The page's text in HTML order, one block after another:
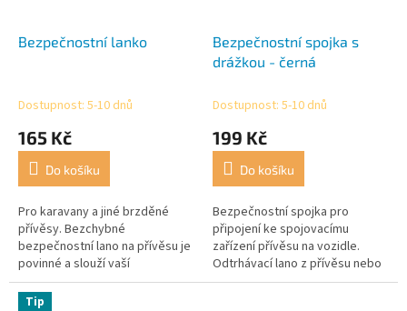
Bezpečnostní lanko
Dostupnost: 5-10 dnů
165 Kč
Do košíku
Pro karavany a jiné brzděné
přívěsy. Bezchybné
bezpečnostní lano na přívěsu je
povinné a slouží vaší
bezpečnosti i bezpečnosti
ostatních!
Bezpečnostní spojka s
drážkou - černá
Dostupnost: 5-10 dnů
199 Kč
Do košíku
Bezpečnostní spojka pro
připojení ke spojovacímu
zařízení přívěsu na vozidle.
Odtrhávací lano z přívěsu nebo
karavanu prochází záhybem.
Tip